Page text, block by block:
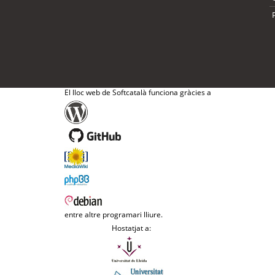
El lloc web de Softcatalà funciona gràcies a
entre altre programari lliure.
Hostatjat a: